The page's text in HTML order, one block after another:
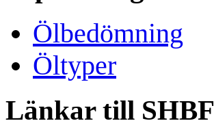
Ölbedömning
Öltyper
Länkar till SHBF